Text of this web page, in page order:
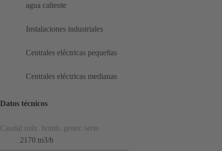
agua caliente
Instalaciones industriales
Centrales eléctricas pequeñas
Centrales eléctricas medianas
Datos técnicos
Caudal máx. bomb. gener. serie
2170 m3/h